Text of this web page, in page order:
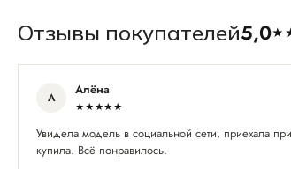
Отзывы покупателей5,0
А Алёна
★★★★★
Увидела модель в социальной сети, приехала
купила. Всё понравилось.